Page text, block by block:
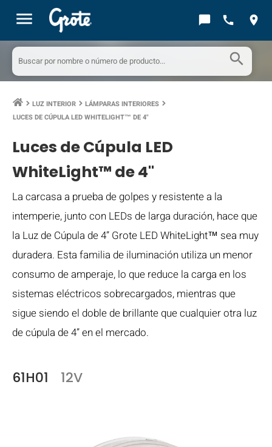
menu chat_bubble call location_on
search
keyboard_arrow_right LUZ INTERIOR keyboard_arrow_right LÁMPARAS INTERIORES keyboard_arrow_right
LUCES DE CÚPULA LED WHITELIGHT™ DE 4"
Luces de Cúpula LED
WhiteLight™ de 4"
La carcasa a prueba de golpes y resistente a la
intemperie, junto con LEDs de larga duración, hace que
la Luz de Cúpula de 4” Grote LED WhiteLight™ sea muy
duradera. Esta familia de iluminación utiliza un menor
consumo de amperaje, lo que reduce la carga en los
sistemas eléctricos sobrecargados, mientras que
sigue siendo el doble de brillante que cualquier otra luz
de cúpula de 4” en el mercado.
61H01 12V